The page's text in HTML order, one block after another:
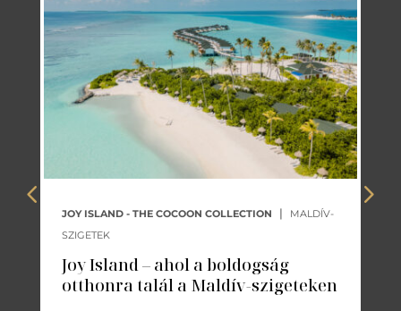
Joy Island – ahol a boldogság
otthonra talál a Maldív-szigeteken
JOY ISLAND - THE COCOON COLLECTION |
MALDÍV-
SZIGETEK